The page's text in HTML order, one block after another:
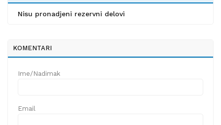
Nisu pronadjeni rezervni delovi
KOMENTARI
Ime/Nadimak
Email